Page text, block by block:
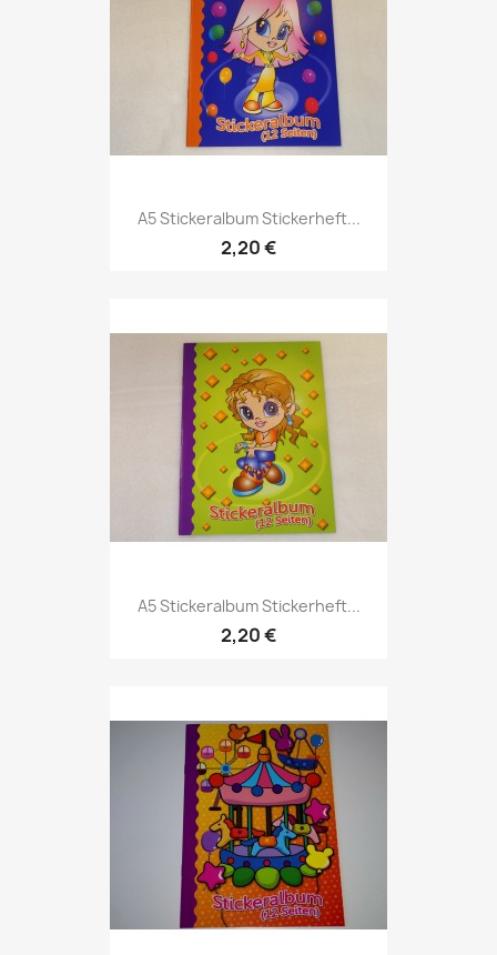
A5 Stickeralbum Stickerheft...
2,20 €
A5 Stickeralbum Stickerheft...
2,20 €